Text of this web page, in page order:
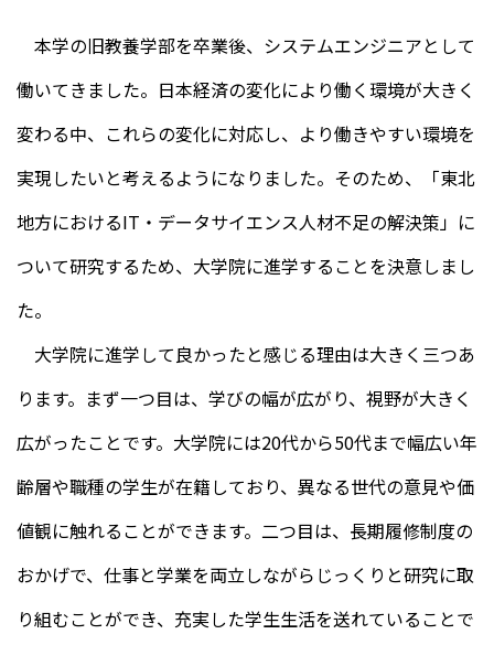
本学の旧教養学部を卒業後、システムエンジニアとして
働いてきました。日本経済の変化により働く環境が大きく
変わる中、これらの変化に対応し、より働きやすい環境を
実現したいと考えるようになりました。そのため、「東北
地方におけるIT・データサイエンス人材不足の解決策」に
ついて研究するため、大学院に進学することを決意しまし
た。
大学院に進学して良かったと感じる理由は大きく三つあ
ります。まず一つ目は、学びの幅が広がり、視野が大きく
広がったことです。大学院には20代から50代まで幅広い年
齢層や職種の学生が在籍しており、異なる世代の意見や価
値観に触れることができます。二つ目は、長期履修制度の
おかげで、仕事と学業を両立しながらじっくりと研究に取
り組むことができ、充実した学生生活を送れていることで